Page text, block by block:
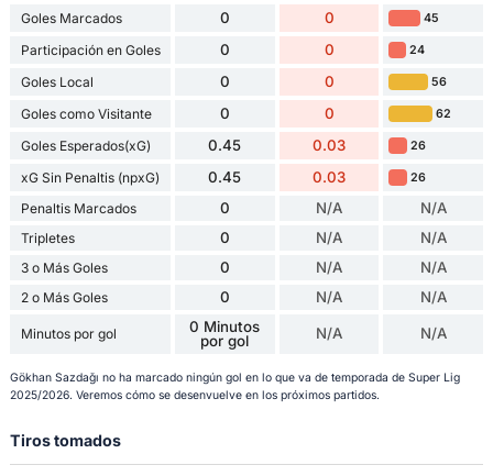
Goles Marcados 0 0 45
Participación en Goles 0 0 24
Goles Local 0 0 56
Goles como Visitante 0 0 62
Goles Esperados(xG) 0.45 0.03 26
xG Sin Penaltis (npxG) 0.45 0.03 26
Penaltis Marcados 0 N/A N/A
Tripletes 0 N/A N/A
3 o Más Goles 0 N/A N/A
2 o Más Goles 0 N/A N/A
Minutos por gol
0 Minutos
por gol
N/A N/A
Gökhan Sazdağı no ha marcado ningún gol en lo que va de temporada de Super Lig
2025/2026. Veremos cómo se desenvuelve en los próximos partidos.
Tiros tomados